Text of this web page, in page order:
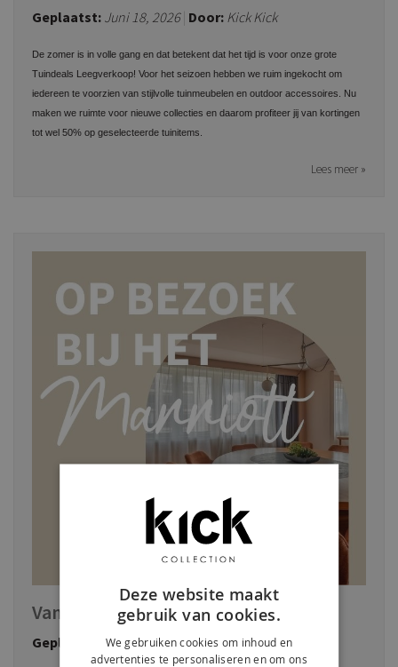
Geplaatst: Juni 18, 2026 Door: Kick Kick
De zomer is in volle gang en dat betekent dat het tijd is voor onze grote
Tuindeals Leegverkoop! Voor het seizoen hebben we ruim ingekocht om
iedereen te voorzien van stijlvolle tuinmeubelen en outdoor accessoires. Nu
maken we ruimte voor nieuwe collecties en daarom profiteer jij van kortingen
tot wel 50% op geselecteerde tuinitems.
Lees meer »
Van Lekkerkerk naar Wenen
Geplaatst: Juni 03, 2026 Door:Kick Kick
Deze website maakt
gebruik van cookies.
We gebruiken cookies om inhoud en
advertenties te personaliseren en om ons